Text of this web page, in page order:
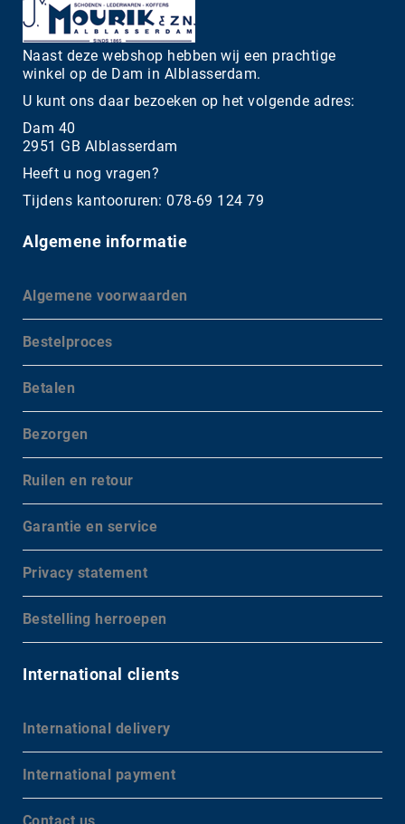
Naast deze webshop hebben wij een prachtige
winkel op de Dam in Alblasserdam.
U kunt ons daar bezoeken op het volgende adres:
Dam 40
2951 GB Alblasserdam
Heeft u nog vragen?
Tijdens kantooruren: 078-69 124 79
Algemene informatie
Algemene voorwaarden
Bestelproces
Betalen
Bezorgen
Ruilen en retour
Garantie en service
Privacy statement
Bestelling herroepen
International clients
International delivery
International payment